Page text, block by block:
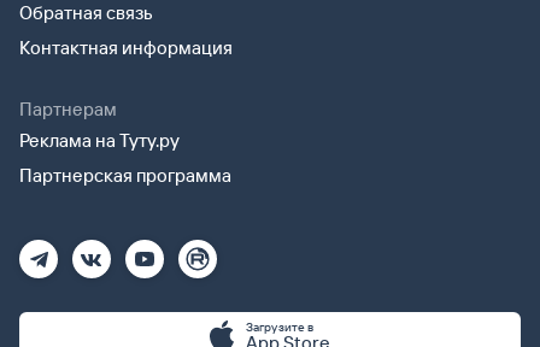
Обратная связь
Контактная информация
Партнерам
Реклама на Туту.ру
Партнерская программа
Загрузите в